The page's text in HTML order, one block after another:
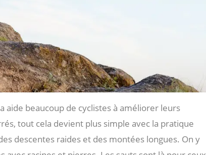
aide beaucoup de cyclistes à améliorer leurs
tout cela devient plus simple avec la pratique
descentes raides et des montées longues. On y